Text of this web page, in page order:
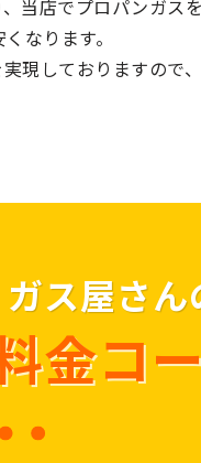
当店でプロパンガス
なります。
現しておりますので
ス屋さん
金コ